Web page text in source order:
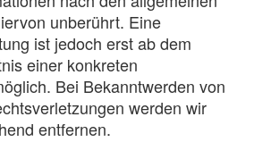
unberührt. Eine
ist jedoch erst ab dem
einer konkreten
Bei Bekanntwerden von
werden wir
entfernen.